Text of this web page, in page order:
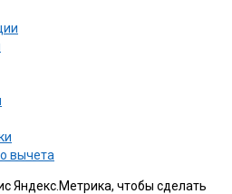
вычета
Яндекс.Метрика, чтобы сделать